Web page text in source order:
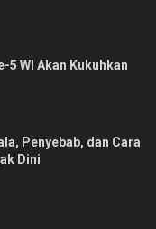
5 WI Akan Kukuhkan
Penyebab, dan Cara
Dini